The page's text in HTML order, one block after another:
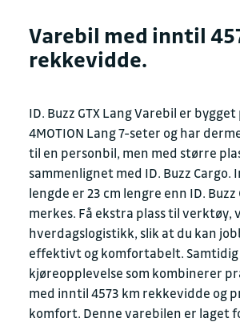
Varebil med inntil
rekkevidde.
ID. Buzz GTX Lang Varebil er bygget
4MOTION Lang 7-seter og har
til en personbil, men med større
sammenlignet med ID. Buzz Cargo.
lengde er 23 cm lengre enn ID. Buzz
merkes. Få ekstra plass til verktøy,
hverdagslogistikk, slik at du kan
effektivt og komfortabelt. Samtidig
kjøreopplevelse som kombinerer
med inntil 457⁠3 km rekkevidde og
komfort. Denne varebilen er laget